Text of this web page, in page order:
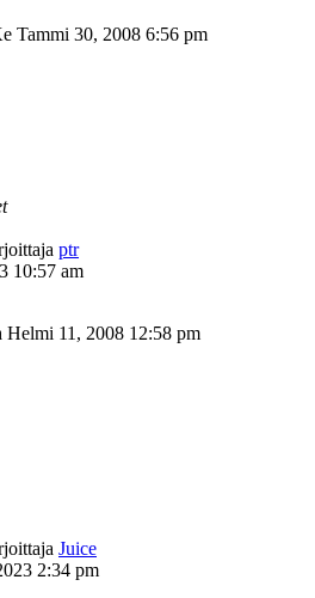
Tammi 30, 2008 6:56 pm
ptr
10:57 am
Helmi 11, 2008 12:58 pm
Juice
2:34 pm